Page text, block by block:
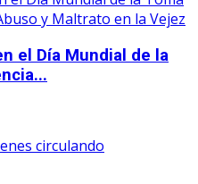
el Día Mundial de la